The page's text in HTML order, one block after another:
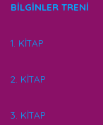
BİLGİNLER TRENİ
1. KİTAP
2. KİTAP
3. KİTAP